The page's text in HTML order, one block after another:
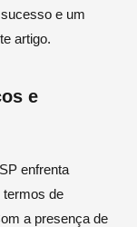
e um
artigo.
e
enfrenta
termos de
a presença de